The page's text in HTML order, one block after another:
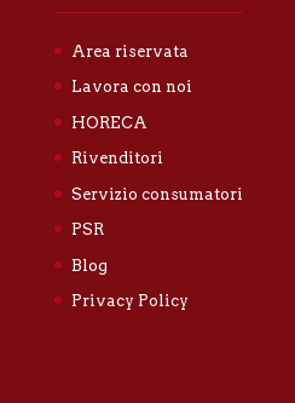
Area riservata
Lavora con noi
HORECA
Rivenditori
Servizio consumatori
PSR
Blog
Privacy Policy